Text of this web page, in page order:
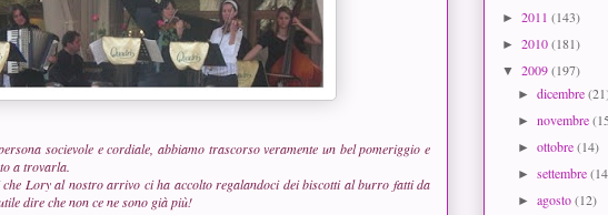
socievole e cordiale, abbiamo trascorso veramente un bel pomeriggio e
a trovarla.
che Lory al nostro arrivo ci ha accolto regalandoci dei biscotti al burro fatti da
dire che non ce ne sono già più!
► 2011 (143)
► 2010(181)
▼ 2009(197)
►dicembre
►novembre
►ottobre(14)
►settembre
►agosto(12)